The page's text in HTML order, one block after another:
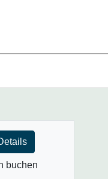
buchen